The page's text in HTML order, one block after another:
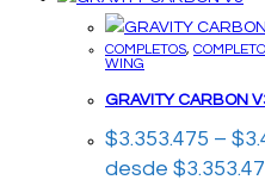
COMPLETOS,
WING
GRAVITY CARBON
$3.353.475 – $
desde